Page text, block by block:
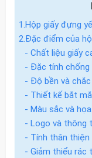
1.Hộp giấy đựng
2.Đặc điểm của
- Chất liệu giấy
- Đặc tính chống
- Độ bền và chắc
- Thiết kế bắt
- Màu sắc và
- Logo và thông
- Tính thân
- Giảm thiểu rác